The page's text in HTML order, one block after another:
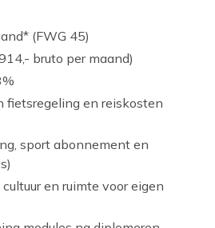
(FWG 45)
bruto per maand)
fietsregeling en reiskosten
sport abonnement en
en ruimte voor eigen